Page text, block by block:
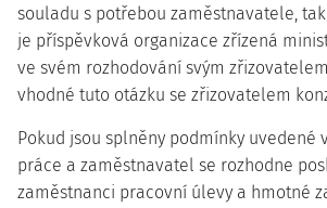
souladu s potřebou zaměstnavatele,
je příspěvková organizace zřízená
ve svém rozhodování svým
vhodné tuto otázku se zřizovatelem
Pokud jsou splněny podmínky uvedené
práce a zaměstnavatel se rozhodne
zaměstnanci pracovní úlevy a hmotné